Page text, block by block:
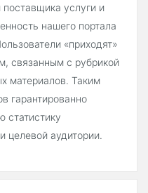
услуги и
нашего портала
«приходят»
связанным с рубрикой
материалов. Таким
гарантированно
статистику
целевой аудитории.